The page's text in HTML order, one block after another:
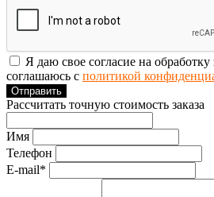
Я даю свое согласие на
соглашаюсь с политикой
Отправить
Рассчитать точную стоимость заказа
Имя
Телефон
E-mail*